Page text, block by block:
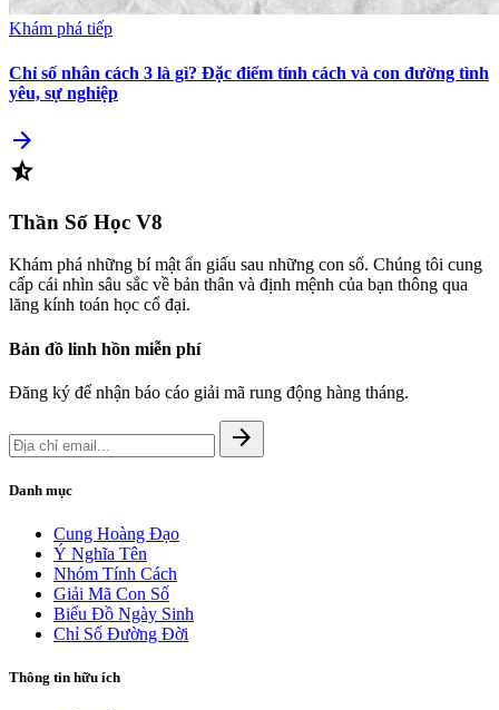
Khám phá tiếp
Chỉ số nhân cách 3 là gì? Đặc điểm tính cách và con đường tình
yêu, sự nghiệp
arrow_forward
star_half
Thần Số Học V8
Khám phá những bí mật ẩn giấu sau những con số. Chúng tôi cung
cấp cái nhìn sâu sắc về bản thân và định mệnh của bạn thông qua
lăng kính toán học cổ đại.
Bản đồ linh hồn miễn phí
Đăng ký để nhận báo cáo giải mã rung động hàng tháng.
arrow_forward
Danh mục
Cung Hoàng Đạo
Ý Nghĩa Tên
Nhóm Tính Cách
Giải Mã Con Số
Biểu Đồ Ngày Sinh
Chỉ Số Đường Đời
Thông tin hữu ích